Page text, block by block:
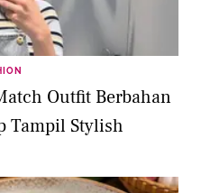
Outfit Berbahan
Tampil Stylish